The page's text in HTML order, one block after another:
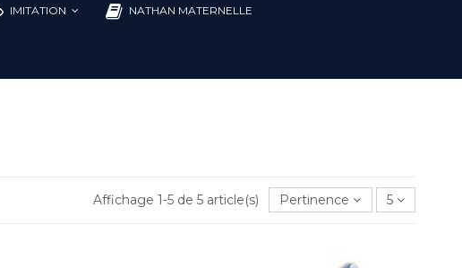
IMITATION NATHAN MATERNELLE
Affichage 1-5 de 5 article(s) Pertinence 5